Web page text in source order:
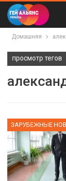
Домашняя
просмотр тегов